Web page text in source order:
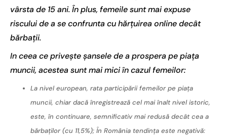
vârsta de 15 ani. În plus, femeile sunt mai expuse
riscului de a se confrunta cu hărțuirea online decât
bărbații.
In ceea ce privește șansele de a prospera pe piața
muncii, acestea sunt mai mici în cazul femeilor:
La nivel european, rata participării femeilor pe piața
muncii, chiar dacă înregistrează cel mai înalt nivel istoric,
este, în continuare, semnificativ mai redusă decât cea a
bărbaților (cu 11,5%); În România tendința este negativă: